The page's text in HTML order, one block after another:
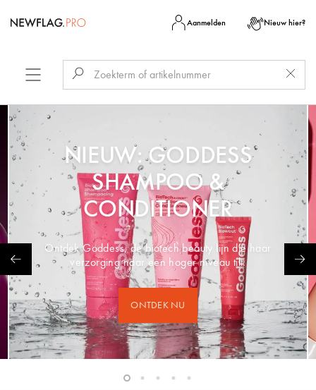
Aanmelden Nieuw hier?
NIEUW: GODDESS
SHAMPOO &
CONDITIONER
Ontdek Goddess, de biotech beauty lijn die haar
verzorging naar een hoger niveau tilt.
ONTDEK NU